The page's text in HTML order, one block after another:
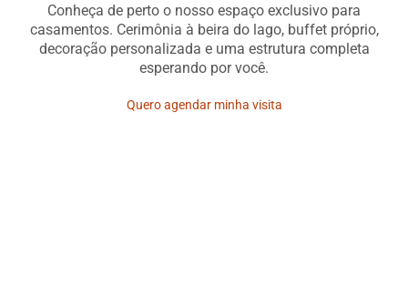
Conheça de perto o nosso espaço exclusivo para
casamentos. Cerimônia à beira do lago, buffet próprio,
decoração personalizada e uma estrutura completa
esperando por você.
Quero agendar minha visita